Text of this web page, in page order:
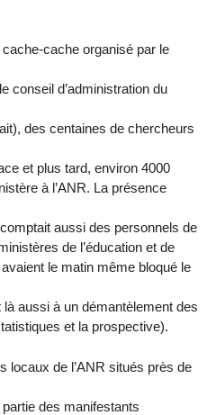
cache organisé par le
conseil d’administration du
des centaines de chercheurs
et plus tard, environ 4000
à l’ANR. La présence
aussi des personnels de
de l’éducation et de
le matin même bloqué le
là aussi à un démantèlement des
et la prospective).
locaux de l’ANR situés près de
des manifestants